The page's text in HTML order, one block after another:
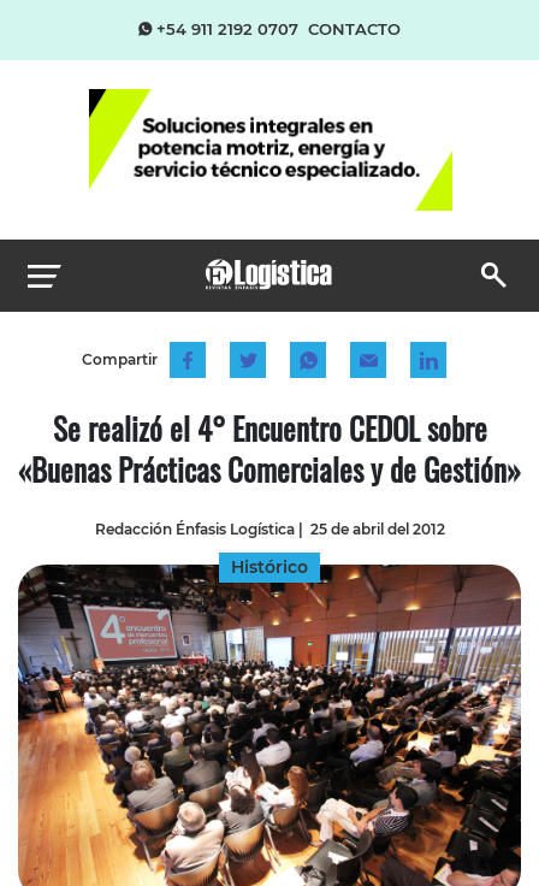
+54 911 2192 0707 CONTACTO
Compartir
Se realizó el 4° Encuentro CEDOL sobre
«Buenas Prácticas Comerciales y de Gestión»
Redacción Énfasis Logística| 25 de abril del 2012
Histórico